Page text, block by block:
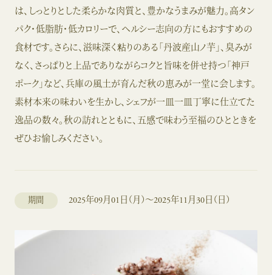
は、しっとりとした柔らかな肉質と、豊かなうまみが魅力。高タン
パク・低脂肪・低カロリーで、ヘルシー志向の方にもおすすめの
食材です。さらに、滋味深く粘りのある「丹波産山ノ芋」、臭みが
なく、さっぱりと上品でありながらコクと旨味を併せ持つ「神戸
ポーク」など、兵庫の風土が育んだ秋の恵みが一堂に会します。
素材本来の味わいを生かし、シェフが一皿一皿丁寧に仕立てた
逸品の数々。秋の訪れとともに、五感で味わう至福のひとときを
ぜひお愉しみください。
期間 2025年09月01日（月）～2025年11月30日（日）